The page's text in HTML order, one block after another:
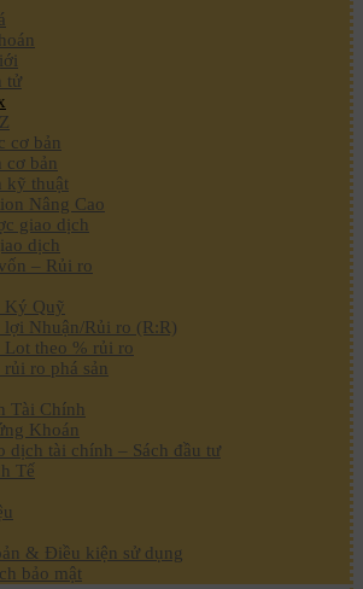
tử
cơ bản
cơ bản
kỹ thuật
Nâng Cao
giao dịch
dịch
– Rủi ro
Ký Quỹ
lợi Nhuận/Rủi ro (R:R)
Lot theo % rủi ro
ro phá sản
Tài Chính
Khoán
dịch tài chính – Sách đầu tư
Tế
& Điều kiện sử dụng
bảo mật